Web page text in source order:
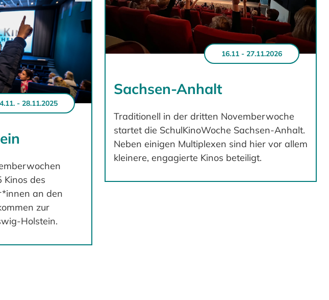
16.11 - 27.11.2026
Sachsen-Anhalt
Traditionell in der dritten Novemberwoche
startet die SchulKinoWoche Sachsen-Anhalt.
Neben einigen Multiplexen sind hier vor allem
kleinere, engagierte Kinos beteiligt.
- 28.11.2025
Kinos des
an den
zur
Holstein.